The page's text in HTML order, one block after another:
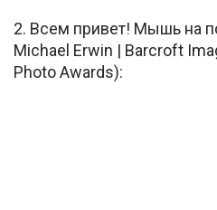
2. Всем привет! Мышь на
Michael Erwin | Barcroft
Photo Awards):